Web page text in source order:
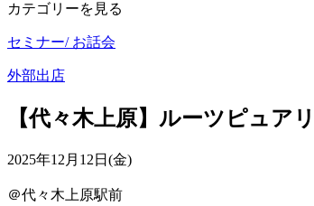
カテゴリーを見る
セミナー/ お話会
外部出店
【代々木上原】ルーツピュア
2025年12月12日(金)
＠代々木上原駅前